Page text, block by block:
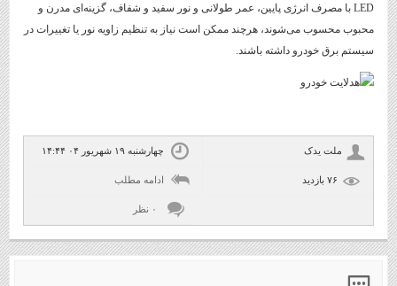
LED با مصرف انرژی پایین، عمر طولانی و نور سفید و شفاف، گزینه‌ای مدرن و
محبوب محسوب می‌شوند، هرچند ممکن است نیاز به تنظیم زاویه نور یا تغییرات در
سیستم برق خودرو داشته باشند.
ملت یدک چهارشنبه ۱۹ شهریور ۰۴ ۱۴:۴۴
ادامه مطلب
۰ نظر